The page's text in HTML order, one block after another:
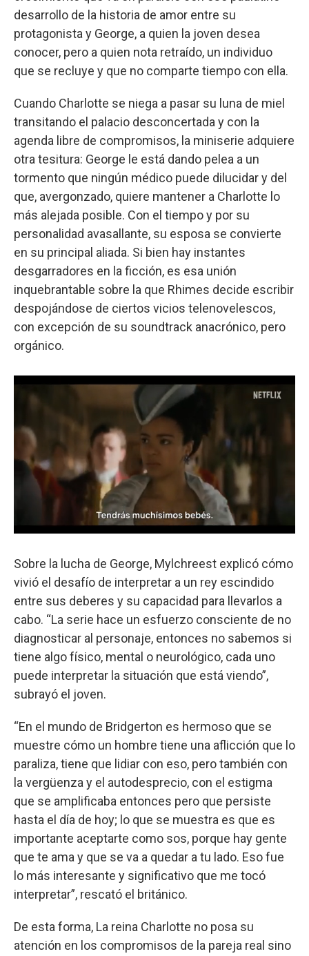
desarrollo de la historia de amor entre su
protagonista y George, a quien la joven desea
conocer, pero a quien nota retraído, un individuo
que se recluye y que no comparte tiempo con ella.
Cuando Charlotte se niega a pasar su luna de miel
transitando el palacio desconcertada y con la
agenda libre de compromisos, la miniserie adquiere
otra tesitura: George le está dando pelea a un
tormento que ningún médico puede dilucidar y del
que, avergonzado, quiere mantener a Charlotte lo
más alejada posible. Con el tiempo y por su
personalidad avasallante, su esposa se convierte
en su principal aliada. Si bien hay instantes
desgarradores en la ficción, es esa unión
inquebrantable sobre la que Rhimes decide escribir
despojándose de ciertos vicios telenovelescos,
con excepción de su soundtrack anacrónico, pero
orgánico.
f
2
m
n
u
t
e
,
5
4
s
o
d
s
Sobre la lucha de George, Mylchreest explicó cómo
vivió el desafío de interpretar a un rey escindido
entre sus deberes y su capacidad para llevarlos a
cabo. “La serie hace un esfuerzo consciente de no
diagnosticar al personaje, entonces no sabemos si
tiene algo físico, mental o neurológico, cada uno
puede interpretar la situación que está viendo”,
subrayó el joven.
“En el mundo de Bridgerton es hermoso que se
muestre cómo un hombre tiene una aflicción que lo
paraliza, tiene que lidiar con eso, pero también con
la vergüenza y el autodesprecio, con el estigma
que se amplificaba entonces pero que persiste
hasta el día de hoy; lo que se muestra es que es
importante aceptarte como sos, porque hay gente
que te ama y que se va a quedar a tu lado. Eso fue
lo más interesante y significativo que me tocó
interpretar”, rescató el británico.
De esta forma, La reina Charlotte no posa su
atención en los compromisos de la pareja real sino